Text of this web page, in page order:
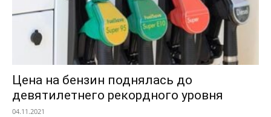
Цена на бензин поднялась до
девятилетнего рекордного уровня
04.11.2021